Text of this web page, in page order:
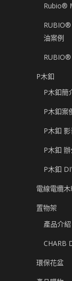
Rubio®
RUBIO®
油案例
P木釦
P木釦簡
P木釦案
P木釦
P木釦
P木釦
電線電纜木
置物架
產品介紹
CHARB
環保花盆